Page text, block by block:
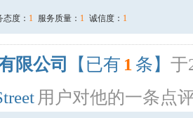
态度： 1 服务质量： 1 诚信度： 1
限公司 【已有 1 条】 于
用户对他的一条点